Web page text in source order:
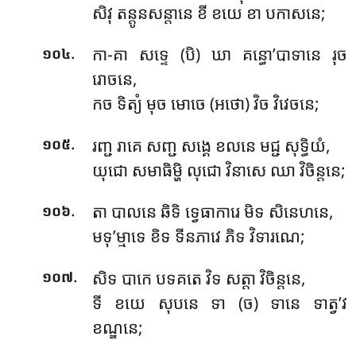
សិវុ តន្តូនសន្តានេ ខី ខយេ ខា បកាសនេ;
១០៤.
កា-គា សទ្ទេ (បិ) ឃា គន្ធោ’បាទានេ រុច
រោចនេ,
កច ទិត្យំ មុច មោចេ (អថោ) វិច វិវេចនេ;
១០៥.
រញ្ជ រាគេ សញ្ជ សង្គេ ខលនេ មជ្ជ សុទ្ធិយំ,
យុជោ សមាធិម្ហិ លុជោ វិនាសេ ឈា វិចិន្តនេ;
១០៦.
តា បាលនេ ឆិទិ ទ្វេធាការេ មិទ សិនេហនេ,
មទុ’ម្មាទេ ខិទ ទីនភាវេ ភិទ វិទារណេ;
១០៧.
សិទ បាកេ បទគតេ វិទ សត្តា វិចិន្តនេ,
ទី ខយេ សុបនេ ទា (ច) ទានេ ទាត្វ’វ
ខណ្ឌនេ;